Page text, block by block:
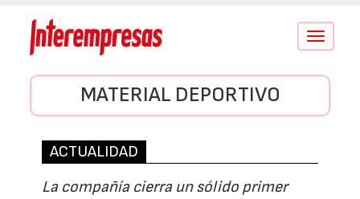
Conmutar
MATERIAL DEPORTIVO
ACTUALIDAD
La compañía cierra un sólido primer